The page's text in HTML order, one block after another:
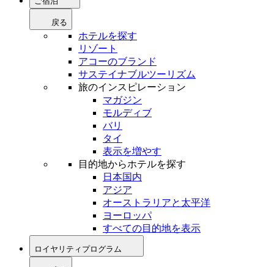
戻る
ホテルを探す
リゾート
アコーのブランド
サステイナブルツーリズム
旅のインスピレーション
マガジン
モルディブ
バリ
タイ
表示を増やす
目的地からホテルを探す
日本国内
アジア
オーストラリアと太平洋
ヨーロッパ
すべての目的地を表示
ロイヤリティプログラム